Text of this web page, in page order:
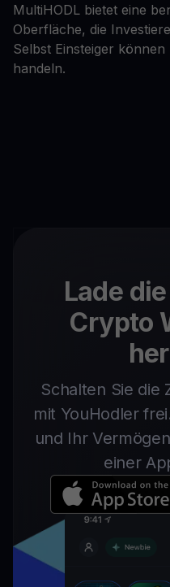
MultiHODL bietet eine
Oberfläche, die
Selbst Einsteiger
handeln.
Lade die
Crypto
Schalten Sie die
mit YouHodler
und Ihr
einer